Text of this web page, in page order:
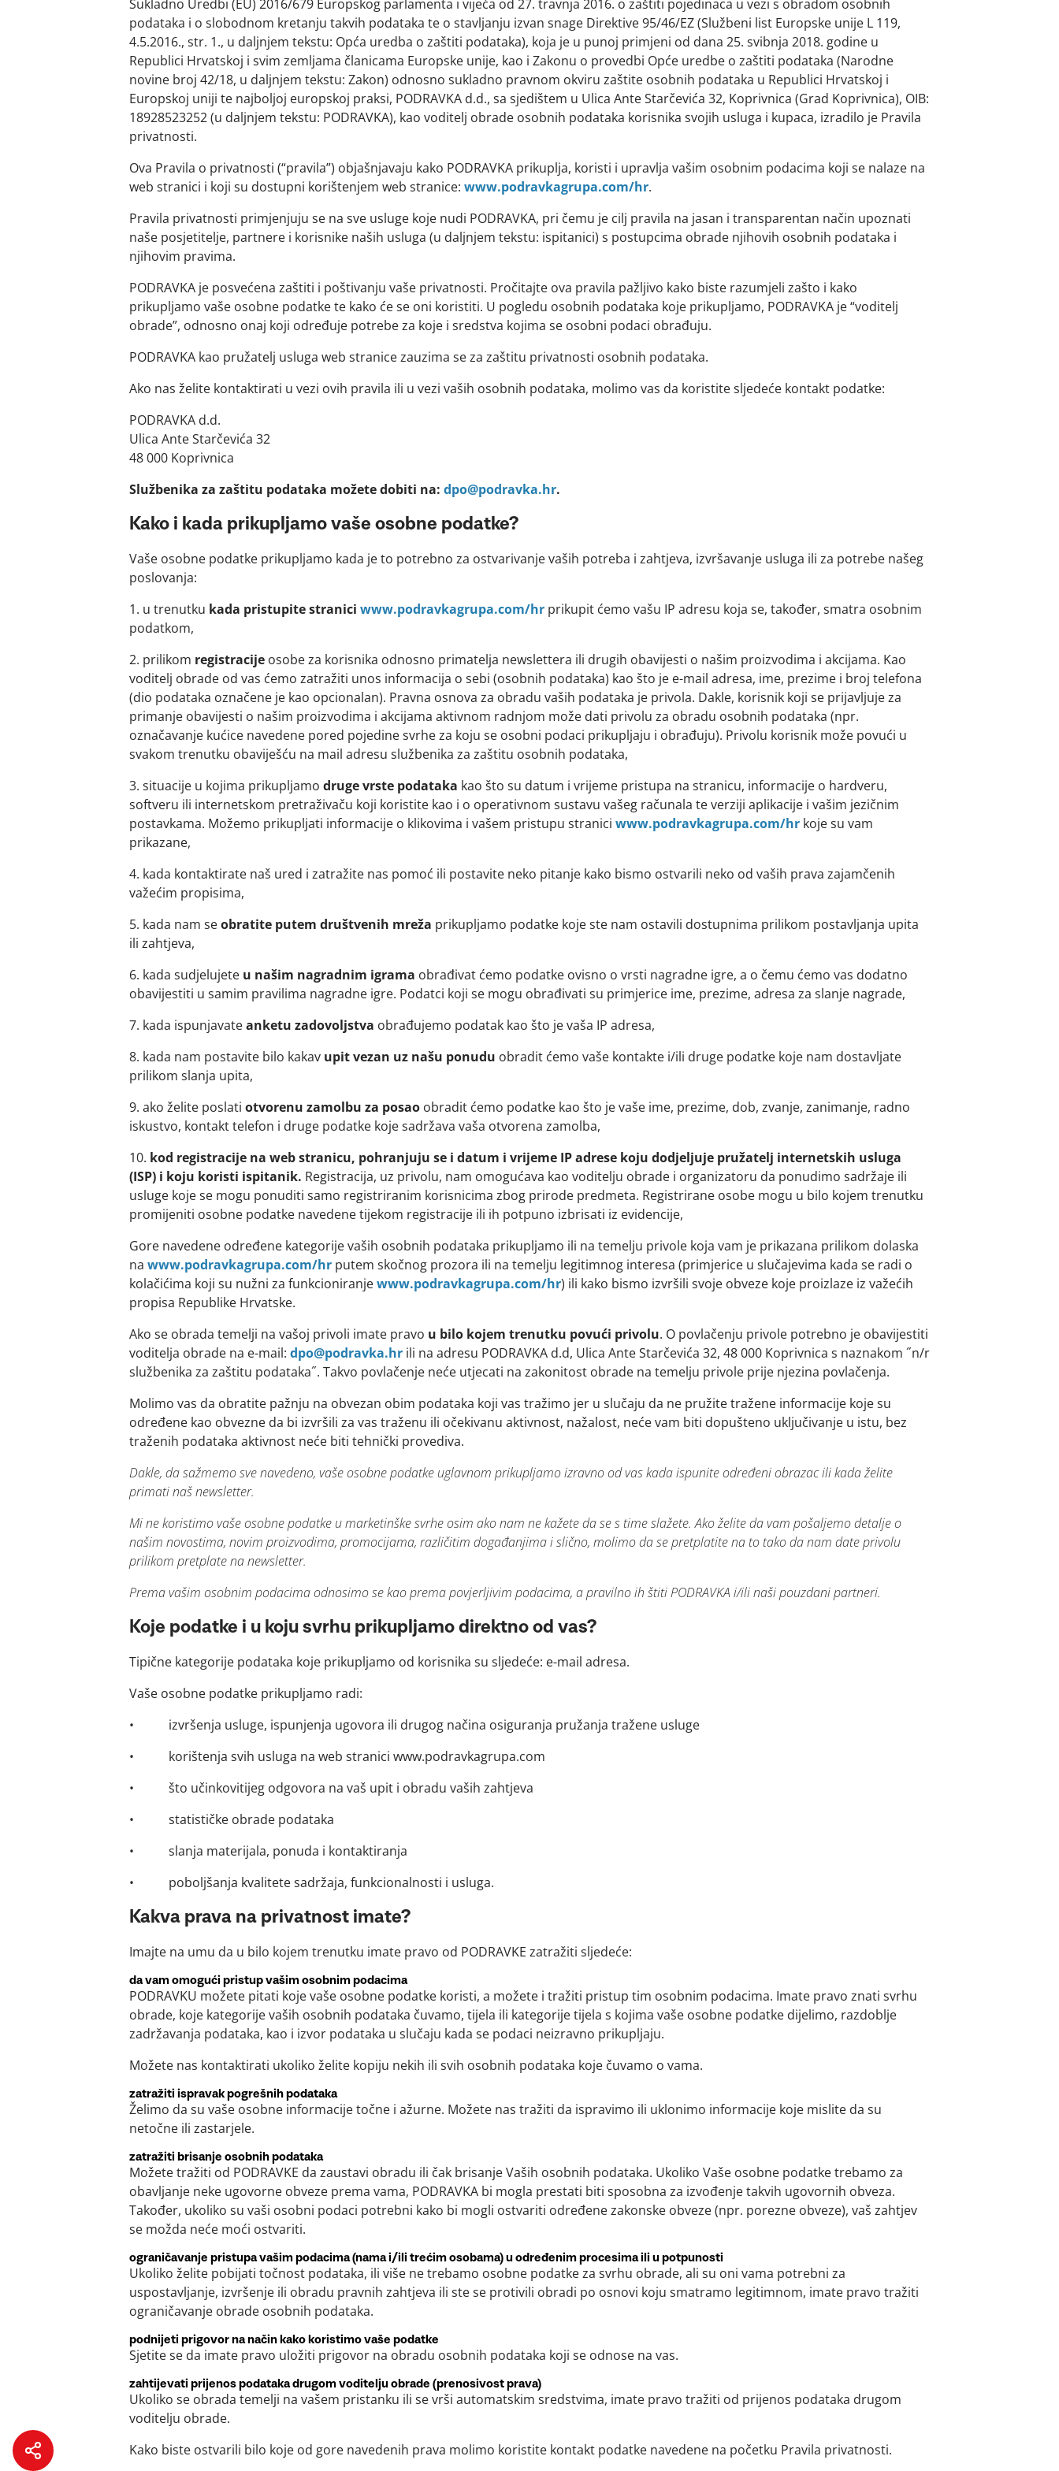
Sukladno Uredbi (EU) 2016/679 Europskog parlamenta i vijeća od 27. travnja 2016. o zaštiti pojedinaca u vezi s obradom osobnih
podataka i o slobodnom kretanju takvih podataka te o stavljanju izvan snage Direktive 95/46/EZ (Službeni list Europske unije L 119,
4.5.2016., str. 1., u daljnjem tekstu: Opća uredba o zaštiti podataka), koja je u punoj primjeni od dana 25. svibnja 2018. godine u
Republici Hrvatskoj i svim zemljama članicama Europske unije, kao i Zakonu o provedbi Opće uredbe o zaštiti podataka (Narodne
novine broj 42/18, u daljnjem tekstu: Zakon) odnosno sukladno pravnom okviru zaštite osobnih podataka u Republici Hrvatskoj i
Europskoj uniji te najboljoj europskoj praksi, PODRAVKA d.d., sa sjedištem u Ulica Ante Starčevića 32, Koprivnica (Grad Koprivnica), OIB:
18928523252 (u daljnjem tekstu: PODRAVKA), kao voditelj obrade osobnih podataka korisnika svojih usluga i kupaca, izradilo je Pravila
privatnosti.
Ova Pravila o privatnosti (“pravila”) objašnjavaju kako PODRAVKA prikuplja, koristi i upravlja vašim osobnim podacima koji se nalaze na
web stranici i koji su dostupni korištenjem web stranice: www.podravkagrupa.com/hr.
Pravila privatnosti primjenjuju se na sve usluge koje nudi PODRAVKA, pri čemu je cilj pravila na jasan i transparentan način upoznati
naše posjetitelje, partnere i korisnike naših usluga (u daljnjem tekstu: ispitanici) s postupcima obrade njihovih osobnih podataka i
njihovim pravima.
PODRAVKA je posvećena zaštiti i poštivanju vaše privatnosti. Pročitajte ova pravila pažljivo kako biste razumjeli zašto i kako
prikupljamo vaše osobne podatke te kako će se oni koristiti. U pogledu osobnih podataka koje prikupljamo, PODRAVKA je “voditelj
obrade”, odnosno onaj koji određuje potrebe za koje i sredstva kojima se osobni podaci obrađuju.
PODRAVKA kao pružatelj usluga web stranice zauzima se za zaštitu privatnosti osobnih podataka.
Ako nas želite kontaktirati u vezi ovih pravila ili u vezi vaših osobnih podataka, molimo vas da koristite sljedeće kontakt podatke:
PODRAVKA d.d.
Ulica Ante Starčevića 32
48 000 Koprivnica
Službenika za zaštitu podataka možete dobiti na: dpo@podravka.hr.
Kako i kada prikupljamo vaše osobne podatke?
Vaše osobne podatke prikupljamo kada je to potrebno za ostvarivanje vaših potreba i zahtjeva, izvršavanje usluga ili za potrebe našeg
poslovanja:
1. u trenutku kada pristupite stranici www.podravkagrupa.com/hrprikupit ćemo vašu IP adresu koja se, također, smatra osobnim
podatkom,
2. prilikom registracijeosobe za korisnika odnosno primatelja newslettera ili drugih obavijesti o našim proizvodima i akcijama. Kao
voditelj obrade od vas ćemo zatražiti unos informacija o sebi (osobnih podataka) kao što je e-mail adresa, ime, prezime i broj telefona
(dio podataka označene je kao opcionalan). Pravna osnova za obradu vaših podataka je privola. Dakle, korisnik koji se prijavljuje za
primanje obavijesti o našim proizvodima i akcijama aktivnom radnjom može dati privolu za obradu osobnih podataka (npr.
označavanje kućice navedene pored pojedine svrhe za koju se osobni podaci prikupljaju i obrađuju). Privolu korisnik može povući u
svakom trenutku obaviješću na mail adresu službenika za zaštitu osobnih podataka,
3. situacije u kojima prikupljamo druge vrste podataka kao što su datum i vrijeme pristupa na stranicu, informacije o hardveru,
softveru ili internetskom pretraživaču koji koristite kao i o operativnom sustavu vašeg računala te verziji aplikacije i vašim jezičnim
postavkama. Možemo prikupljati informacije o klikovima i vašem pristupu stranici www.podravkagrupa.com/hrkoje su vam
prikazane,
4. kada kontaktirate naš ured i zatražite nas pomoć ili postavite neko pitanje kako bismo ostvarili neko od vaših prava zajamčenih
važećim propisima,
5. kada nam seobratite putem društvenih mreža prikupljamo podatke koje ste nam ostavili dostupnima prilikom postavljanja upita
ili zahtjeva,
6. kada sudjelujete u našim nagradnim igrama obrađivat ćemo podatke ovisno o vrsti nagradne igre, a o čemu ćemo vas dodatno
obavijestiti u samim pravilima nagradne igre. Podatci koji se mogu obrađivati su primjerice ime, prezime, adresa za slanje nagrade,
7. kada ispunjavateanketu zadovoljstva obrađujemo podatak kao što je vaša IP adresa,
8. kada nam postavite bilo kakav upit vezan uz našu ponudu obradit ćemo vaše kontakte i/ili druge podatke koje nam dostavljate
prilikom slanja upita,
9. ako želite poslati otvorenu zamolbu za posaoobradit ćemo podatke kao što je vaše ime, prezime, dob, zvanje, zanimanje, radno
iskustvo, kontakt telefon i druge podatke koje sadržava vaša otvorena zamolba,
10. kod registracije na web stranicu, pohranjuju se i datum i vrijeme IP adrese koju dodjeljuje pružatelj internetskih usluga
(ISP) i koju koristi ispitanik. Registracija, uz privolu, nam omogućava kao voditelju obrade i organizatoru da ponudimo sadržaje ili
usluge koje se mogu ponuditi samo registriranim korisnicima zbog prirode predmeta. Registrirane osobe mogu u bilo kojem trenutku
promijeniti osobne podatke navedene tijekom registracije ili ih potpuno izbrisati iz evidencije,
Gore navedene određene kategorije vaših osobnih podataka prikupljamo ili na temelju privole koja vam je prikazana prilikom dolaska
na www.podravkagrupa.com/hrputem skočnog prozora ili na temelju legitimnog interesa (primjerice u slučajevima kada se radi o
kolačićima koji su nužni za funkcioniranjewww.podravkagrupa.com/hr) ili kako bismo izvršili svoje obveze koje proizlaze iz važećih
propisa Republike Hrvatske.
Ako se obrada temelji na vašoj privoli imate pravo u bilo kojem trenutku povući privolu. O povlačenju privole potrebno je obavijestiti
voditelja obrade na e-mail: dpo@podravka.hrili na adresu PODRAVKA d.d, Ulica Ante Starčevića 32, 48 000 Koprivnica s naznakom ˝n/r
službenika za zaštitu podataka˝. Takvo povlačenje neće utjecati na zakonitost obrade na temelju privole prije njezina povlačenja.
Molimo vas da obratite pažnju na obvezan obim podataka koji vas tražimo jer u slučaju da ne pružite tražene informacije koje su
određene kao obvezne da bi izvršili za vas traženu ili očekivanu aktivnost, nažalost, neće vam biti dopušteno uključivanje u istu, bez
traženih podataka aktivnost neće biti tehnički provediva.
Dakle, da sažmemo sve navedeno, vaše osobne podatke uglavnom prikupljamo izravno od vas kada ispunite određeni obrazac ili kada želite
primati naš newsletter.
Mi ne koristimo vaše osobne podatke u marketinške svrhe osim ako nam ne kažete da se s time slažete. Ako želite da vam pošaljemo detalje o
našim novostima, novim proizvodima, promocijama, različitim događanjima i slično, molimo da se pretplatite na to tako da nam date privolu
prilikom pretplate na newsletter.
Prema vašim osobnim podacima odnosimo se kao prema povjerljivim podacima, a pravilno ih štitiPODRAVKA i/ili naši pouzdani partneri.
Koje podatke i u koju svrhu prikupljamo direktno od vas?
Tipične kategorije podataka koje prikupljamo od korisnika su sljedeće: e-mail adresa.
Vaše osobne podatke prikupljamo radi:
• izvršenja usluge, ispunjenja ugovora ili drugog načina osiguranja pružanja tražene usluge
• korištenja svih usluga na web stranici www.podravkagrupa.com
• što učinkovitijeg odgovora na vaš upit i obradu vaših zahtjeva
• statističke obrade podataka
• slanja materijala, ponuda i kontaktiranja
• poboljšanja kvalitete sadržaja, funkcionalnosti i usluga.
Kakva prava na privatnost imate?
Imajte na umu da u bilo kojem trenutku imate pravo od PODRAVKE zatražiti sljedeće:
da vam omogući pristup vašim osobnim podacima
PODRAVKU možete pitati koje vaše osobne podatke koristi, a možete i tražiti pristup tim osobnim podacima. Imate pravo znati svrhu
obrade, koje kategorije vaših osobnih podataka čuvamo, tijela ili kategorije tijela s kojima vaše osobne podatke dijelimo, razdoblje
zadržavanja podataka, kao i izvor podataka u slučaju kada se podaci neizravno prikupljaju.
Možete nas kontaktirati ukoliko želite kopiju nekih ili svih osobnih podataka koje čuvamo o vama.
zatražiti ispravak pogrešnih podataka
Želimo da su vaše osobne informacije točne i ažurne. Možete nas tražiti da ispravimo ili uklonimo informacije koje mislite da su
netočne ili zastarjele.
zatražiti brisanje osobnih podataka
Možete tražiti od PODRAVKE da zaustavi obradu ili čak brisanje Vaših osobnih podataka. Ukoliko Vaše osobne podatke trebamo za
obavljanje neke ugovorne obveze prema vama, PODRAVKA bi mogla prestati biti sposobna za izvođenje takvih ugovornih obveza.
Također, ukoliko su vaši osobni podaci potrebni kako bi mogli ostvariti određene zakonske obveze (npr. porezne obveze), vaš zahtjev
se možda neće moći ostvariti.
ograničavanje pristupa vašim podacima (nama i/ili trećim osobama) u određenim procesima ili u potpunosti
Ukoliko želite pobijati točnost podataka, ili više ne trebamo osobne podatke za svrhu obrade, ali su oni vama potrebni za
uspostavljanje, izvršenje ili obradu pravnih zahtjeva ili ste se protivili obradi po osnovi koju smatramo legitimnom, imate pravo tražiti
ograničavanje obrade osobnih podataka.
podnijeti prigovor na način kako koristimo vaše podatke
Sjetite se da imate pravo uložiti prigovor na obradu osobnih podataka koji se odnose na vas.
zahtijevati prijenos podataka drugom voditelju obrade (prenosivost prava)
Ukoliko se obrada temelji na vašem pristanku ili se vrši automatskim sredstvima, imate pravo tražiti od prijenos podataka drugom
voditelju obrade.
Kako biste ostvarili bilo koje od gore navedenih prava molimo koristite kontakt podatke navedene na početku Pravila privatnosti.